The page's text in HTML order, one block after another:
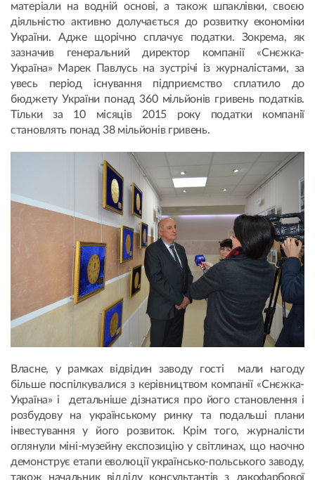
матеріали на водній основі, а також шпаклівки, своєю
діяльністю активно долучається до розвитку економіки
України. Адже щорічно сплачує податки. Зокрема, як
зазначив генеральний директор компанії «Снєжка-
Україна» Марек Павлусь на зустрічі із журналістами, за
увесь період існування підприємство сплатило до
бюджету України понад 360 мільйонів гривень податків.
Тільки за 10 місяців 2015 року податки компанії
становлять понад 38 мільйонів гривень.
Власне, у рамках відвідин заводу гості мали нагоду
більше поспілкувалися з керівництвом компанії «Снєжка-
Україна» і детальніше дізнатися про його становлення і
розбудову на українському ринку та подальші плани
інвестування у його розвиток. Крім того, журналісти
оглянули міні-музейну експозицію у світлинах, що наочно
демонструє етапи еволюції українсько-польського заводу,
також начальник відділу консультантів з лакофарбової